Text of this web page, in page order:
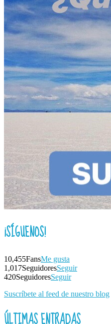
¡SÍGUENOS!
10,455FansMe gusta
1,017SeguidoresSeguir
420SeguidoresSeguir
Suscríbete al feed de nuestro blog